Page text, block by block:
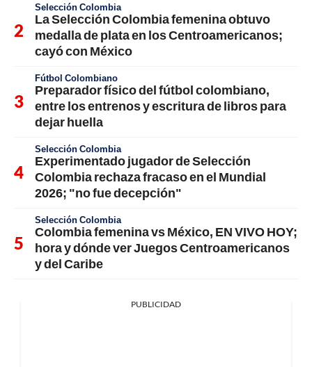
Selección Colombia
La Selección Colombia femenina obtuvo
medalla de plata en los Centroamericanos;
cayó con México
Fútbol Colombiano
Preparador físico del fútbol colombiano,
entre los entrenos y escritura de libros para
dejar huella
Selección Colombia
Experimentado jugador de Selección
Colombia rechaza fracaso en el Mundial
2026; "no fue decepción"
Selección Colombia
Colombia femenina vs México, EN VIVO HOY;
hora y dónde ver Juegos Centroamericanos
y del Caribe
PUBLICIDAD